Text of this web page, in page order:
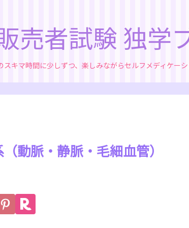
売者試験 独学
スキマ時間に少しずつ、楽しみながらセルフメディケーシ
動脈・静脈・毛細血管）